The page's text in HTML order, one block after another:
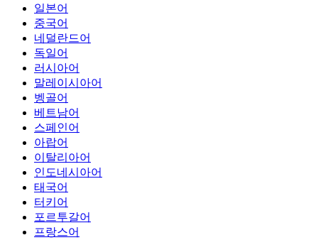
일본어
중국어
네덜란드어
독일어
러시아어
말레이시아어
벵골어
베트남어
스페인어
아랍어
이탈리아어
인도네시아어
태국어
터키어
포르투갈어
프랑스어